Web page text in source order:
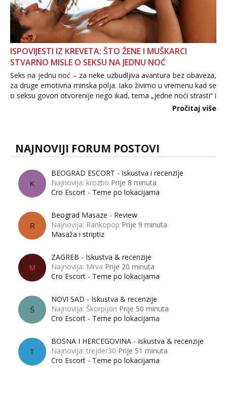
ISPOVIJESTI IZ KREVETA: ŠTO ŽENE I MUŠKARCI
STVARNO MISLE O SEKSU NA JEDNU NOĆ
Seks na jednu noć – za neke uzbudljiva avantura bez obaveza,
za druge emotivna minska polja. Iako živimo u vremenu kad se
o seksu govori otvorenije nego ikad, tema „jedne noći strasti“ i
dalje izaziva burne rasprave. Što zapravo misle žene, a što
Pročitaj više
NAJNOVIJI FORUM POSTOVI
K
BEOGRAD ESCORT - Iskustva i recenzije
Najnovija: krozbo Prije 8 minuta
Cro Escort - Teme po lokacijama
R
Beograd Masaze - Review
Najnovija: Rankopop Prije 9 minuta
Masaža i striptiz
M
ZAGREB - Iskustva & recenzije
Najnovija: Mrva Prije 20 minuta
Cro Escort - Teme po lokacijama
Š
NOVI SAD - Iskustva & recenzije
Najnovija: Škorpijon Prije 50 minuta
Cro Escort - Teme po lokacijama
T
BOSNA I HERCEGOVINA - Iskustva & recenzije
Najnovija: trejder30 Prije 51 minuta
Cro Escort - Teme po lokacijama